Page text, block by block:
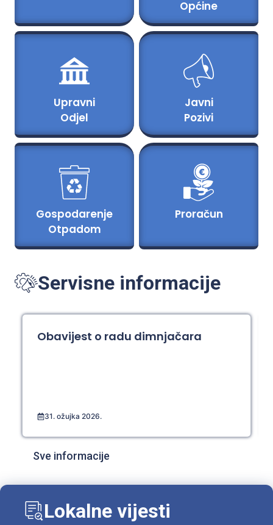
Općine
Upravni
Odjel
Javni
Pozivi
Gospodarenje
Otpadom
Proračun
Servisne informacije
Obavijest o radu dimnjačara
31. ožujka 2026.
Sve informacije
Lokalne vijesti